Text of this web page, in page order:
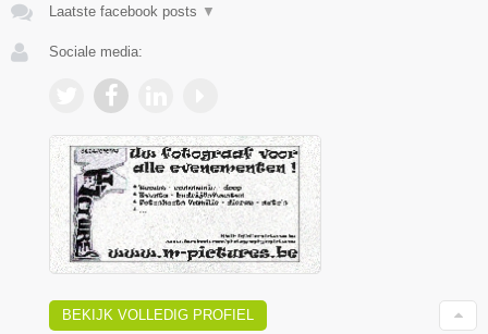
Laatste facebook posts ▼
Sociale media:
BEKIJK VOLLEDIG PROFIEL